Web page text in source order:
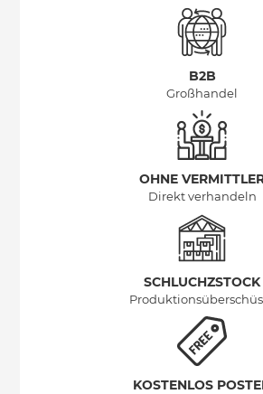
B2B
Großhandel
OHNE
Direkt verhandeln
SCHLUCHZSTOCK
KOSTENLOS